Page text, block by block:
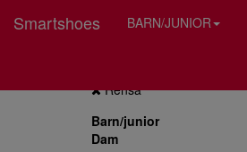
Smartshoes BARN/JUNIOR
Rensa
Barn/junior
Dam